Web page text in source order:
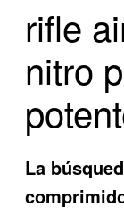
rifle
nitro
La